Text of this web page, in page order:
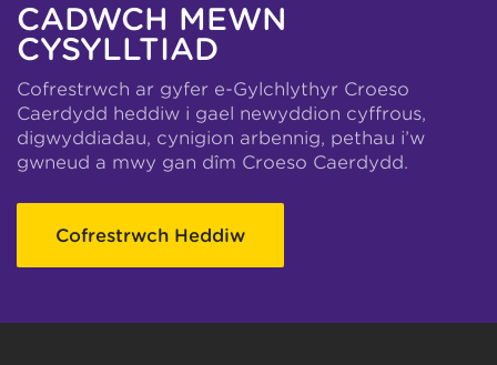
CADWCH MEWN
CYSYLLTIAD
Cofrestrwch ar gyfer e-Gylchlythyr Croeso
Caerdydd heddiw i gael newyddion cyffrous,
digwyddiadau, cynigion arbennig, pethau i’w
gwneud a mwy gan dîm Croeso Caerdydd.
Cofrestrwch Heddiw